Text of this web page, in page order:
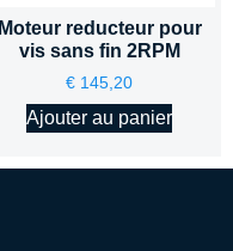
Moteur reducteur pour
vis sans fin 2RPM
€ 145,20
Ajouter au panier